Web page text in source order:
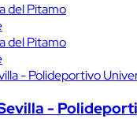
del Pitamo
del Pitamo
-